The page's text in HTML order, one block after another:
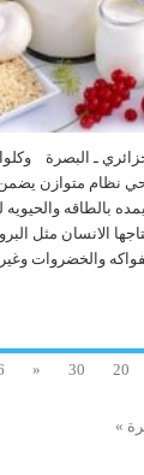
ـ البصرة
نظام متوازن
بالطاقه والحيويه
الانسان مثل
والخضروات
20
30
«
»